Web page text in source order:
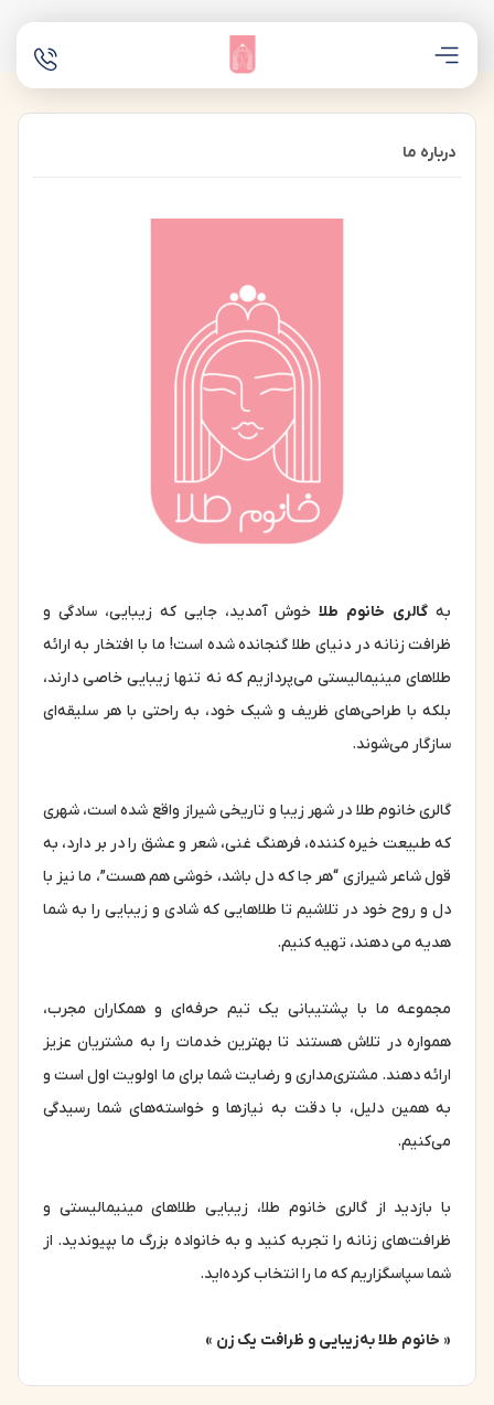
درباره ما
به گالری خانوم طلاخوش آمدید، جایی که زیبایی، سادگی و
ظرافت زنانه در دنیای طلا گنجانده شده است! ما با افتخار به ارائه
طلاهای مینیمالیستی می‌پردازیم که نه تنها زیبایی خاصی دارند،
بلکه با طراحی‌های ظریف و شیک خود، به راحتی با هر سلیقه‌ای
سازگار می‌شوند.
گالری خانوم طلا در شهر زیبا و تاریخی شیراز واقع شده است، شهری
که طبیعت خیره کننده، فرهنگ غنی، شعر و عشق را در بر دارد، به
قول شاعر شیرازی “هر جا که دل باشد، خوشی هم هست”، ما نیز با
دل و روح خود در تلاشیم تا طلاهایی که شادی و زیبایی را به شما
هدیه می دهند، تهیه کنیم.
مجموعه ما با پشتیبانی یک تیم حرفه‌ای و همکاران مجرب،
همواره در تلاش هستند تا بهترین خدمات را به مشتریان عزیز
ارائه دهند. مشتری‌مداری و رضایت شما برای ما اولویت اول است و
به همین دلیل، با دقت به نیازها و خواسته‌های شما رسیدگی
می‌کنیم.
با بازدید از گالری خانوم طلا، زیبایی طلاهای مینیمالیستی و
ظرافت‌های زنانه را تجربه کنید و به خانواده بزرگ ما بپیوندید. از
شما سپاسگزاریم که ما را انتخاب کرده‌اید.
« خانوم طلا به زیبایی و ظرافت یک زن »